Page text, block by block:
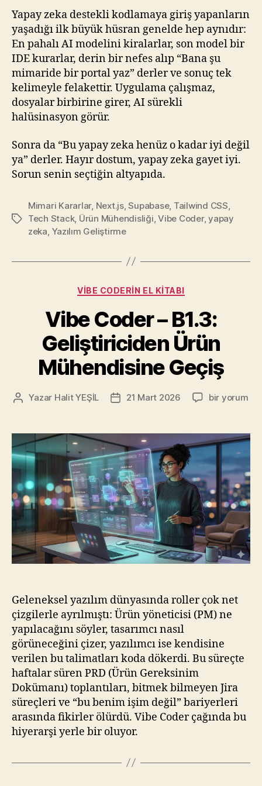
Yapay zeka destekli kodlamaya giriş yapanların
yaşadığı ilk büyük hüsran genelde hep aynıdır:
En pahalı AI modelini kiralarlar, son model bir
IDE kurarlar, derin bir nefes alıp “Bana şu
mimaride bir portal yaz” derler ve sonuç tek
kelimeyle felakettir. Uygulama çalışmaz,
dosyalar birbirine girer, AI sürekli
halüsinasyon görür.
Sonra da “Bu yapay zeka henüz o kadar iyi değil
ya” derler. Hayır dostum, yapay zeka gayet iyi.
Sorun senin seçtiğin altyapıda.
Etiketler
Mimari Kararlar, Next.js,Supabase, Tailwind CSS,
Tech Stack, Ürün Mühendisliği,Vibe Coder,yapay
zeka, Yazılım Geliştirme
Kategoriler
VIBE CODERIN EL KITABI
Vibe Coder – B1.3:
Geliştiriciden Ürün
Mühendisine Geçiş
Yazının
Yazar Halit YEŞİL
Yazı21 Mart 2026
Vibe
B1.3:
Ürün
Mühendisine
Geçiş
için
bir yorum
Geleneksel yazılım dünyasında roller çok net
çizgilerle ayrılmıştı: Ürün yöneticisi (PM) ne
yapılacağını söyler, tasarımcı nasıl
görüneceğini çizer, yazılımcı ise kendisine
verilen bu talimatları koda dökerdi. Bu süreçte
haftalar süren PRD (Ürün Gereksinim
Dokümanı) toplantıları, bitmek bilmeyen Jira
süreçleri ve “bu benim işim değil” bariyerleri
arasında fikirler ölürdü. Vibe Coder çağında bu
hiyerarşi yerle bir oluyor.